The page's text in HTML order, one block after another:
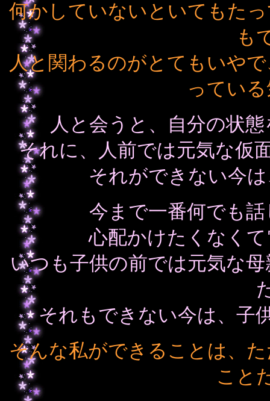
何かしていないといてもた
も
人と関わるのがとてもいや
ってい
人と会うと、自分の状
それに、人前では元気な仮
それができない今
今まで一番何でも
心配かけたくなく
いつも子供の前では元気な
それもできない今は、子
そんな私ができることは、
こと